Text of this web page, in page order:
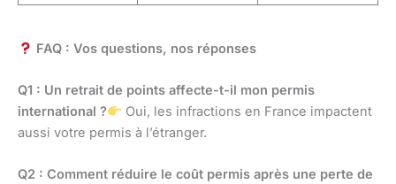
FAQ : Vos questions, nos réponses
Q1 : Un retrait de points affecte-t-il mon permis
international ?
Oui, les infractions en France impactent
aussi votre permis à l’étranger.
Q2 : Comment réduire le coût permis après une perte de